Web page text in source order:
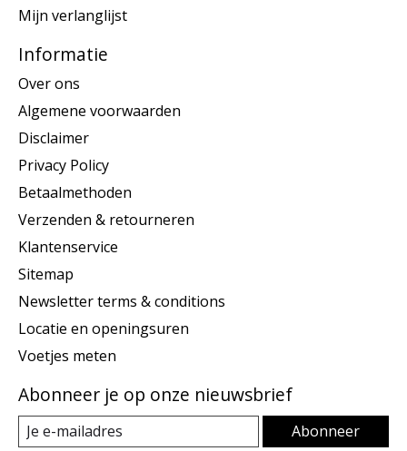
Mijn verlanglijst
Informatie
Over ons
Algemene voorwaarden
Disclaimer
Privacy Policy
Betaalmethoden
Verzenden & retourneren
Klantenservice
Sitemap
Newsletter terms & conditions
Locatie en openingsuren
Voetjes meten
Abonneer je op onze nieuwsbrief
Abonneer